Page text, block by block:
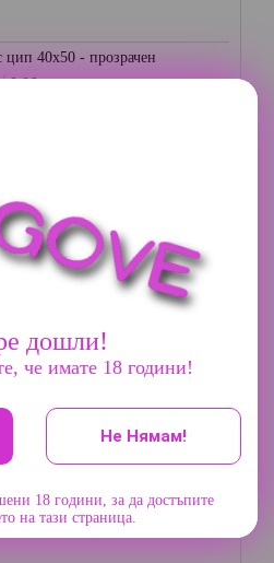
цип 40х50 - прозрачен
0.06лв.
цип 70х85 - прозрачен
3 части - Champ High
17.99лв.
грайндер 45мм. - Сив
15.00лв.
дошли!
че имате 18 години!
Не Нямам!
18 години, за да достъпите
на тази страница.